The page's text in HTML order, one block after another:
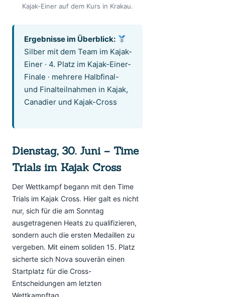
Kajak-Einer auf dem Kurs in Krakau.
Ergebnisse im Überblick:
Silber mit dem Team im Kajak-
Einer · 4. Platz im Kajak-Einer-
Finale · mehrere Halbfinal-
und Finalteilnahmen in Kajak,
Canadier und Kajak-Cross
Dienstag, 30. Juni – Time
Trials im Kajak Cross
Der Wettkampf begann mit den Time
Trials im Kajak Cross. Hier galt es nicht
nur, sich für die am Sonntag
ausgetragenen Heats zu qualifizieren,
sondern auch die ersten Medaillen zu
vergeben. Mit einem soliden 15. Platz
sicherte sich Nova souverän einen
Startplatz für die Cross-
Entscheidungen am letzten